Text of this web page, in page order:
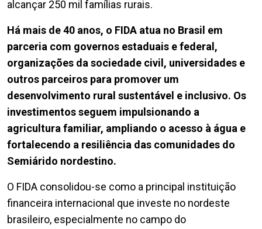
alcançar 250 mil famílias rurais.
Há mais de 40 anos, o FIDA atua no Brasil em
parceria com governos estaduais e federal,
organizações da sociedade civil, universidades e
outros parceiros para promover um
desenvolvimento rural sustentável e inclusivo. Os
investimentos seguem impulsionando a
agricultura familiar, ampliando o acesso à água e
fortalecendo a resiliência das comunidades do
Semiárido nordestino.
O FIDA consolidou-se como a principal instituição
financeira internacional que investe no nordeste
brasileiro, especialmente no campo do